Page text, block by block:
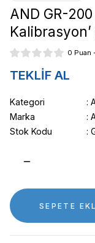
AND GR-
Kalibrasyon’
0 Puan
TEKLİF AL
Kategori
Marka
Stok Kodu
SEPETE